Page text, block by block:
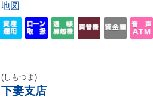
地図
(しもつま)
下妻支店